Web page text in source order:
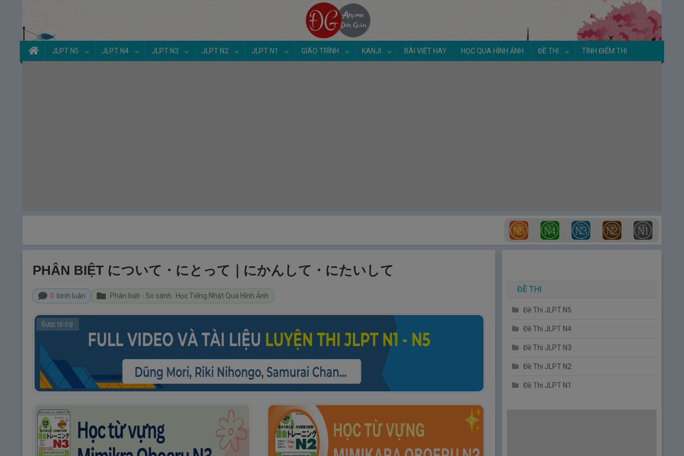
JLPT N5 JLPT N4 JLPT N3 JLPT N2 JLPT N1 GIÁO TRÌNH KANJI BÀI VIẾT HAY HỌC QUA HÌNH ẢNH ĐỀ THI TÍNH ĐIỂM THI
PHÂN BIỆT について・にとって｜にかんして・にたいして
0 bình luận Phân biệt - So sánh, Học Tiếng Nhật Qua Hình Ảnh
ĐỀ THI
Đề Thi JLPT N5
Đề Thi JLPT N4
Đề Thi JLPT N3
Đề Thi JLPT N2
Đề Thi JLPT N1